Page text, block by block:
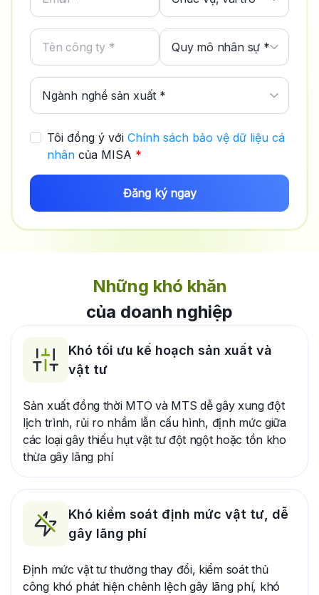
Tôi đồng ý với Chính sách bảo vệ dữ liệu cá
nhân của MISA *
Những khó khăn
của doanh nghiệp
Khó tối ưu kế hoạch sản xuất và
vật tư
Sản xuất đồng thời MTO và MTS dễ gây xung đột
lịch trình, rủi ro nhầm lẫn cấu hình, định mức giữa
các loại gây thiếu hụt vật tư đột ngột hoặc tồn kho
thừa gây lãng phí
Khó kiểm soát định mức vật tư, dễ
gây lãng phí
Định mức vật tư thường thay đổi, kiểm soát thủ
công khó phát hiện chênh lệch gây lãng phí, khó